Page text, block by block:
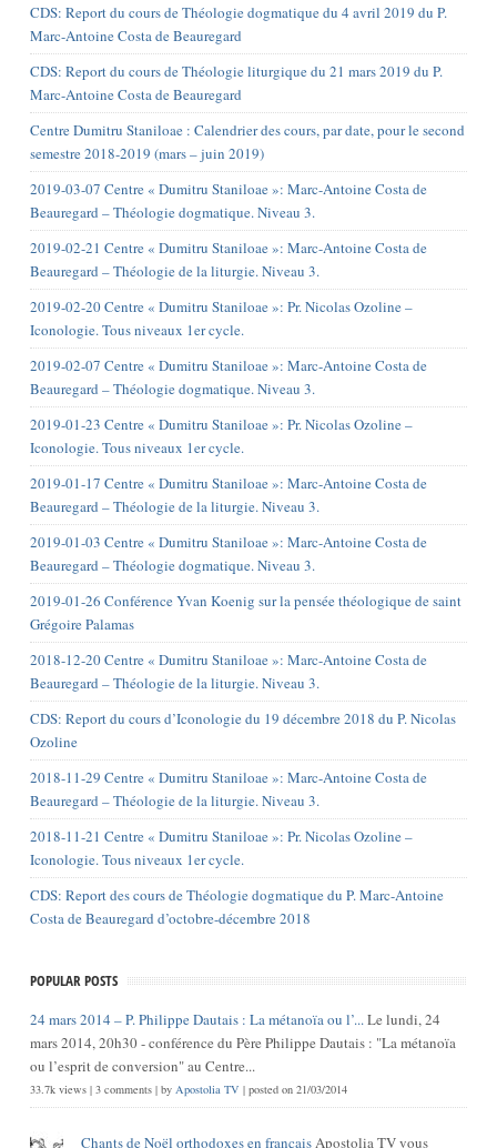
CDS: Report du cours de Théologie dogmatique du 4 avril 2019 du P.
Marc-Antoine Costa de Beauregard
CDS: Report du cours de Théologie liturgique du 21 mars 2019 du P.
Marc-Antoine Costa de Beauregard
Centre Dumitru Staniloae : Calendrier des cours, par date, pour le second
semestre 2018-2019 (mars – juin 2019)
2019-03-07 Centre « Dumitru Staniloae »: Marc-Antoine Costa de
Beauregard – Théologie dogmatique. Niveau 3.
2019-02-21 Centre « Dumitru Staniloae »: Marc-Antoine Costa de
Beauregard – Théologie de la liturgie. Niveau 3.
2019-02-20 Centre « Dumitru Staniloae »: Pr. Nicolas Ozoline –
Iconologie. Tous niveaux 1er cycle.
2019-02-07 Centre « Dumitru Staniloae »: Marc-Antoine Costa de
Beauregard – Théologie dogmatique. Niveau 3.
2019-01-23 Centre « Dumitru Staniloae »: Pr. Nicolas Ozoline –
Iconologie. Tous niveaux 1er cycle.
2019-01-17 Centre « Dumitru Staniloae »: Marc-Antoine Costa de
Beauregard – Théologie de la liturgie. Niveau 3.
2019-01-03 Centre « Dumitru Staniloae »: Marc-Antoine Costa de
Beauregard – Théologie dogmatique. Niveau 3.
2019-01-26 Conférence Yvan Koenig sur la pensée théologique de saint
Grégoire Palamas
2018-12-20 Centre « Dumitru Staniloae »: Marc-Antoine Costa de
Beauregard – Théologie de la liturgie. Niveau 3.
CDS: Report du cours d’Iconologie du 19 décembre 2018 du P. Nicolas
Ozoline
2018-11-29 Centre « Dumitru Staniloae »: Marc-Antoine Costa de
Beauregard – Théologie de la liturgie. Niveau 3.
2018-11-21 Centre « Dumitru Staniloae »: Pr. Nicolas Ozoline –
Iconologie. Tous niveaux 1er cycle.
CDS: Report des cours de Théologie dogmatique du P. Marc-Antoine
Costa de Beauregard d’octobre-décembre 2018
POPULAR POSTS
24 mars 2014 – P. Philippe Dautais : La métanoïa ou l’...Le lundi, 24
mars 2014, 20h30 - conférence du Père Philippe Dautais : "La métanoïa
ou l’esprit de conversion" au Centre...
33.7k views| 3 comments| by Apostolia TV | posted on 21/03/2014
Chants de Noël orthodoxes en françaisApostolia TV vous